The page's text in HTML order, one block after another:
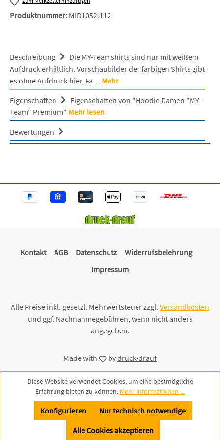
Produktnummer: MID1052.112
Beschreibung
Die MY-Teamshirts sind nur mit weißem
Aufdruck erhältlich. Vorschaubilder der farbigen Shirts gibt
es ohne Aufdruck hier. Fa… Mehr
Eigenschaften
Eigenschaften von "Hoodie Damen "MY-
Team" Premium" Mehr lesen
Bewertungen
Kontakt AGB Datenschutz
Widerrufsbelehrung
Impressum
Alle Preise inkl. gesetzl. Mehrwertsteuer zzgl. Versandkosten
und ggf. Nachnahmegebühren, wenn nicht anders
angegeben.
Made with bydruck-drauf
Diese Website verwendet Cookies, um eine bestmögliche
Erfahrung bieten zu können. Mehr Informationen ...
Nur technisch notwendige
Konfigurieren
Alle Cookies akzeptieren